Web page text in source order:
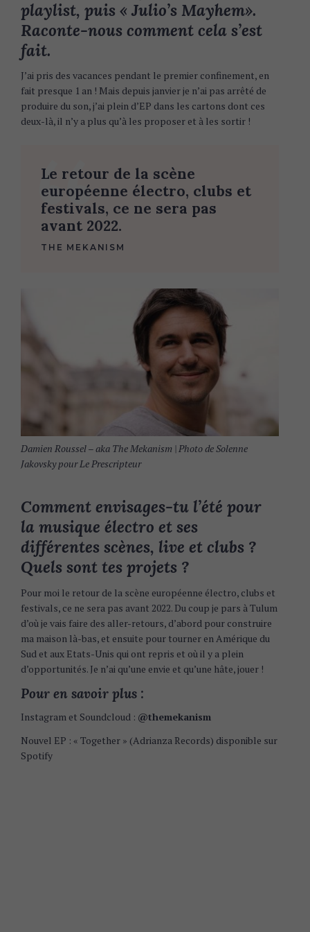
playlist, puis « Julio’s Mayhem».
Raconte-nous comment cela s’est
fait.
J’ai pris des vacances pendant le premier confinement, en
fait presque 1 an ! Mais depuis janvier je n’ai pas arrêté de
produire du son, j’ai plein d’EP dans les cartons dont ces
deux-là, il n’y a plus qu’à les proposer et à les sortir !
Le retour de la scène
européenne électro, clubs et
festivals, ce ne sera pas
avant 2022.
THE MEKANISM
Damien Roussel – aka The Mekanism | Photo de Solenne
Jakovsky pour Le Prescripteur
Comment envisages-tu l’été pour
la musique électro et ses
différentes scènes, live et clubs ?
Quels sont tes projets ?
Pour moi le retour de la scène européenne électro, clubs et
festivals, ce ne sera pas avant 2022. Du coup je pars à Tulum
d’où je vais faire des aller-retours, d’abord pour construire
ma maison là-bas, et ensuite pour tourner en Amérique du
Sud et aux Etats-Unis qui ont repris et où il y a plein
d’opportunités. Je n’ai qu’une envie et qu’une hâte, jouer !
Pour en savoir plus :
Instagram et Soundcloud : @themekanism
Nouvel EP : « Together » (Adrianza Records) disponible sur
Spotify